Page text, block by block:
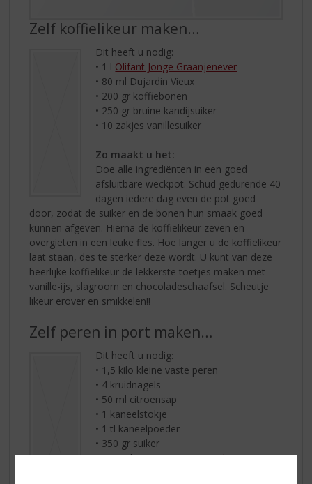
Zelf koffielikeur maken…
Dit heeft u nodig:
• 1 l Olifant Jonge Graanjenever
• 80 ml Dujardin Vieux
• 200 gr koffiebonen
• 250 gr bruine kandijsuiker
• 10 zakjes vanillesuiker
Zo maakt u het:
Doe alle ingrediënten in een goed
afsluitbare weckpot. Schud gedurende 40
dagen iedere dag even de pot goed
door, zodat de suiker en de bonen hun smaak goed
kunnen afgeven. Hierna de koffielikeur zeven en
overgieten in een leuke fles. Hoe langer u de koffielikeur
laat staan, des te sterker deze wordt. U kunt van deze
heerlijke koffielikeur de lekkerste toetjes maken met
vanille-ijs, slagroom en chocoladeschaafsel. Scheutje
likeur erover en smikkelen!!
Zelf peren in port maken…
Dit heeft u nodig:
• 1,5 kilo kleine vaste peren
• 4 kruidnagels
• 50 ml citroensap
• 1 kaneelstokje
• 1 tl kaneelpoeder
• 350 gr suiker
• 700 mlF. Martins Porto Ruby